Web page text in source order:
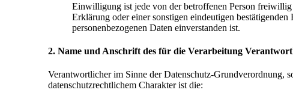
Einwilligung ist jede von der betroffenen Person
Erklärung oder einer sonstigen eindeutigen
personenbezogenen Daten einverstanden ist.
2. Name und Anschrift des für die Verarbeitung
Verantwortlicher im Sinne der Datenschutz-Grundverordnung,
datenschutzrechtlichem Charakter ist die: